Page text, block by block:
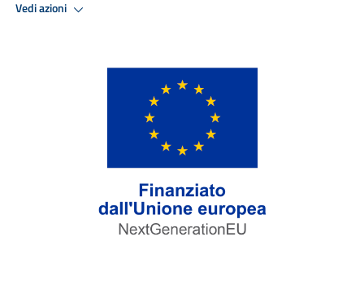
Vedi azioni